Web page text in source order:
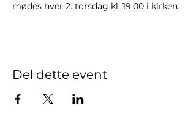
mødes hver 2. torsdag kl. 19.00 i kirken.
Del dette event